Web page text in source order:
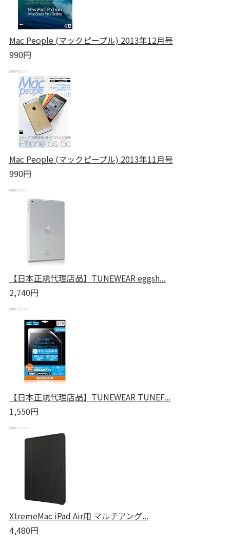
Mac People (マックピープル) 2013年12月号
990円
Mac People (マックピープル) 2013年11月号
990円
【日本正規代理店品】TUNEWEAR eggsh...
2,740円
【日本正規代理店品】TUNEWEAR TUNEF...
1,550円
XtremeMac iPad Air用 マルチアング...
4,480円